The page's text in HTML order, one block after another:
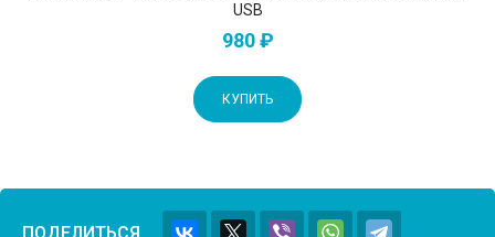
USB
980 ₽
КУПИТЬ